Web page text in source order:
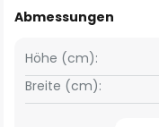
Abmessungen
Breite (cm):
Höhe (cm):